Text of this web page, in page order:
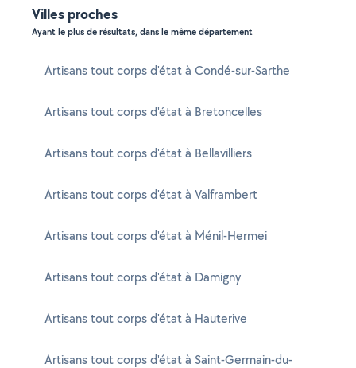
Villes proches
Ayant le plus de résultats, dans le même département
Artisans tout corps d'état à Condé-sur-Sarthe
Artisans tout corps d'état à Bretoncelles
Artisans tout corps d'état à Bellavilliers
Artisans tout corps d'état à Valframbert
Artisans tout corps d'état à Ménil-Hermei
Artisans tout corps d'état à Damigny
Artisans tout corps d'état à Hauterive
Artisans tout corps d'état à Saint-Germain-du-